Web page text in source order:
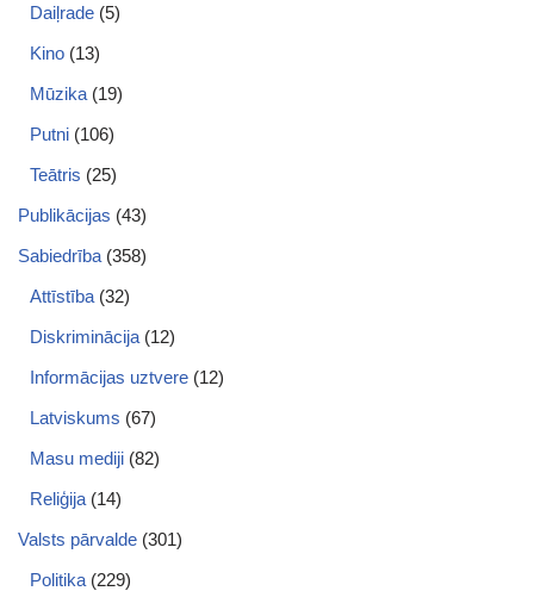
Daiļrade (5)
Kino (13)
Mūzika (19)
Putni (106)
Teātris (25)
Publikācijas (43)
Sabiedrība (358)
Attīstība (32)
Diskriminācija (12)
Informācijas uztvere (12)
Latviskums (67)
Masu mediji (82)
Reliģija (14)
Valsts pārvalde (301)
Politika (229)